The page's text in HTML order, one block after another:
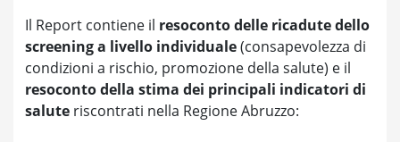
Il Report contiene il resoconto delle ricadute dello
screening a livello individuale(consapevolezza di
condizioni a rischio, promozione della salute) e il
resoconto della stima dei principali indicatori di
salute riscontrati nella Regione Abruzzo: